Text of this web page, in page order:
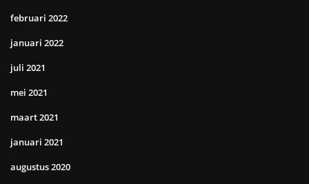
februari 2022
januari 2022
juli 2021
mei 2021
maart 2021
januari 2021
augustus 2020